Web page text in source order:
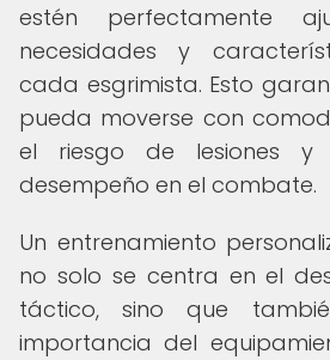
estén perfectamente
necesidades y
cada esgrimista. Esto
pueda moverse con
el riesgo de lesiones y
desempeño en el combate.
Un entrenamiento
no solo se centra en el
táctico, sino que
importancia del